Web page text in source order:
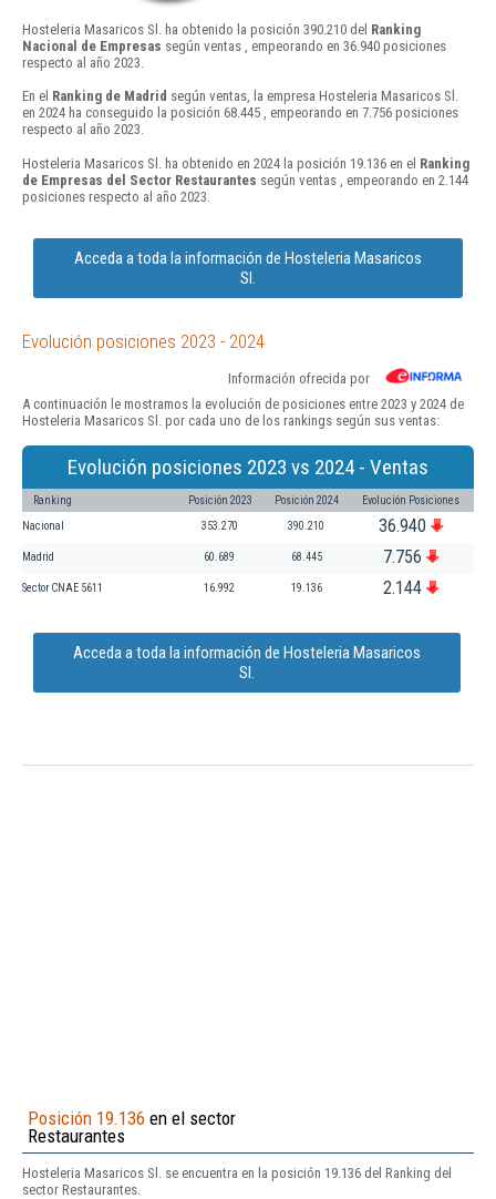
Hosteleria Masaricos Sl. ha obtenido la posición 390.210 del Ranking
Nacional de Empresas según ventas , empeorando en 36.940 posiciones
respecto al año 2023.
En el Ranking de Madrid según ventas, la empresa Hosteleria Masaricos Sl.
en 2024 ha conseguido la posición 68.445 , empeorando en 7.756 posiciones
respecto al año 2023.
Hosteleria Masaricos Sl. ha obtenido en 2024 la posición 19.136 en el Ranking
de Empresas del Sector Restaurantes según ventas , empeorando en 2.144
posiciones respecto al año 2023.
Acceda a toda la información de Hosteleria Masaricos
Sl.
Evolución posiciones 2023 - 2024
Información ofrecida por
A continuación le mostramos la evolución de posiciones entre 2023 y 2024 de
Hosteleria Masaricos Sl. por cada uno de los rankings según sus ventas:
Evolución posiciones 2023 vs 2024 - Ventas
Ranking Posición 2023 Posición 2024 Evolución Posiciones
Nacional 353.270 390.210 36.940
Madrid 60.689 68.445 7.756
Sector CNAE 5611 16.992 19.136 2.144
Acceda a toda la información de Hosteleria Masaricos
Sl.
Posición 19.136 en el sector
Restaurantes
Hosteleria Masaricos Sl. se encuentra en la posición 19.136 del Ranking del
sector Restaurantes.